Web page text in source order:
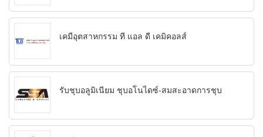
เคมีอุตสาหกรรม ที แอล ดี เคมิคอลส์
รับชุบอลูมิเนียม ชุบอโนไดซ์-สมสะอาดการชุบ